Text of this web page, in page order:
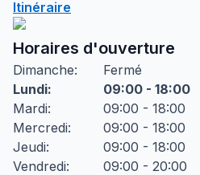
Itinéraire
Horaires d'ouverture
Dimanche:
Fermé
Lundi:
09:00 - 18:00
Mardi:
09:00 - 18:00
Mercredi:
09:00 - 18:00
Jeudi:
09:00 - 18:00
Vendredi:
09:00 - 20:00